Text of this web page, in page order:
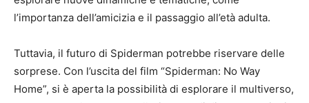
l’importanza dell’amicizia e il passaggio all’età adulta.
Tuttavia, il futuro di Spiderman potrebbe riservare delle
sorprese. Con l’uscita del film “Spiderman: No Way
Home”, si è aperta la possibilità di esplorare il multiverso,